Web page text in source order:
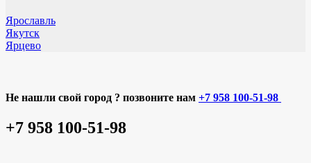
Ярославль
Якутск
Ярцево
Не нашли свой город ? позвоните нам +7 958 100-51-98
+7 958 100-51-98